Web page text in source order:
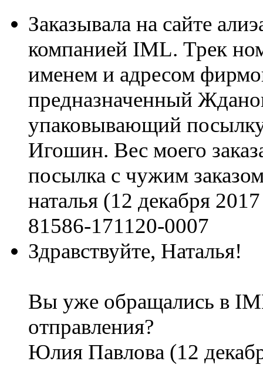
Заказывала на сайте
компанией IML. Трек
именем и адресом
предназначенный
упаковывающий
Игошин. Вес моего
посылка с чужим
наталья (12 декабря
81586-171120-0007
Здравствуйте, Наталья!
Вы уже обращались в
отправления?
Юлия Павлова (12